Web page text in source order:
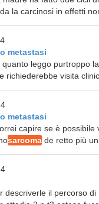
la carcinosi in effetti
metastasi
leggo purtroppo
richiederebbe visita
metastasi
capire se è
sarcoma de retto più
descriverle il percorso